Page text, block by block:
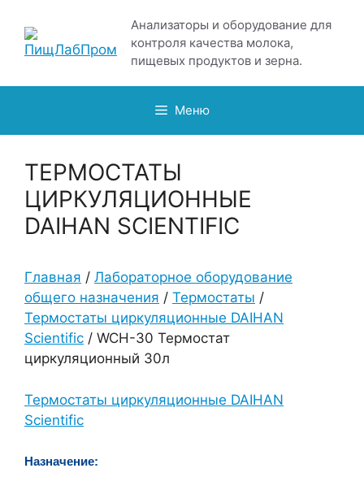
содержимому
Анализаторы и оборудование для
контроля качества молока,
пищевых продуктов и зерна.
Меню
ТЕРМОСТАТЫ
ЦИРКУЛЯЦИОННЫЕ
DAIHAN SCIENTIFIC
Главная / Лабораторное оборудование
общего назначения / Термостаты /
Термостаты циркуляционные DAIHAN
Scientific / WCH-30 Термостат
циркуляционный 30л
Термостаты циркуляционные DAIHAN
Scientific
Назначение: